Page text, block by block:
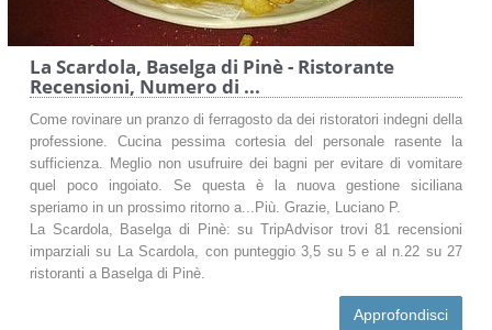
La Scardola, Baselga di Pinè - Ristorante
Recensioni, Numero di ...
Come rovinare un pranzo di ferragosto da dei ristoratori indegni della
professione. Cucina pessima cortesia del personale rasente la
sufficienza. Meglio non usufruire dei bagni per evitare di vomitare
quel poco ingoiato. Se questa è la nuova gestione siciliana
speriamo in un prossimo ritorno a...Più. Grazie, Luciano P.
La Scardola, Baselga di Pinè: su TripAdvisor trovi 81 recensioni
imparziali su La Scardola, con punteggio 3,5 su 5 e al n.22 su 27
ristoranti a Baselga di Pinè.
Approfondisci